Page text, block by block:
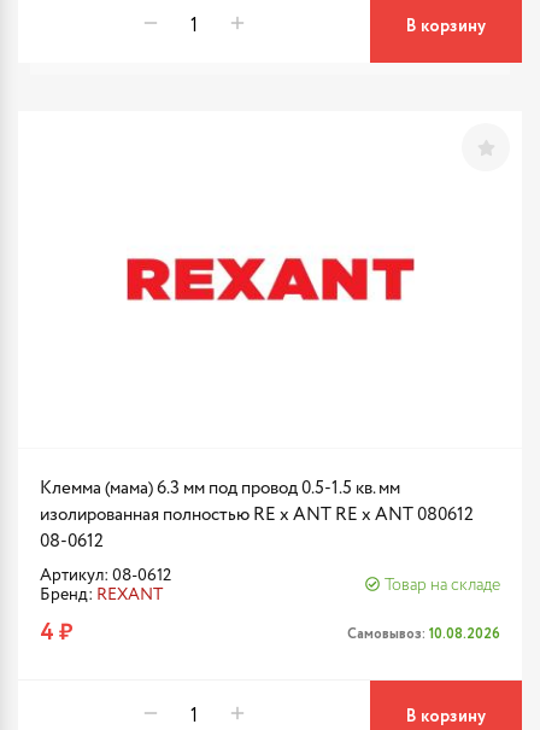
В корзину
Клемма (мама) 6.3 мм под провод 0.5-1.5 кв. мм
изолированная полностью RE x ANT RE x ANT 080612
08-0612
Артикул: 08-0612
Бренд: REXANT
Товар на складе
4 ₽ Самовывоз: 10.08.2026
В корзину